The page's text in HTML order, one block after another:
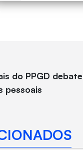
do PPGD
pessoais